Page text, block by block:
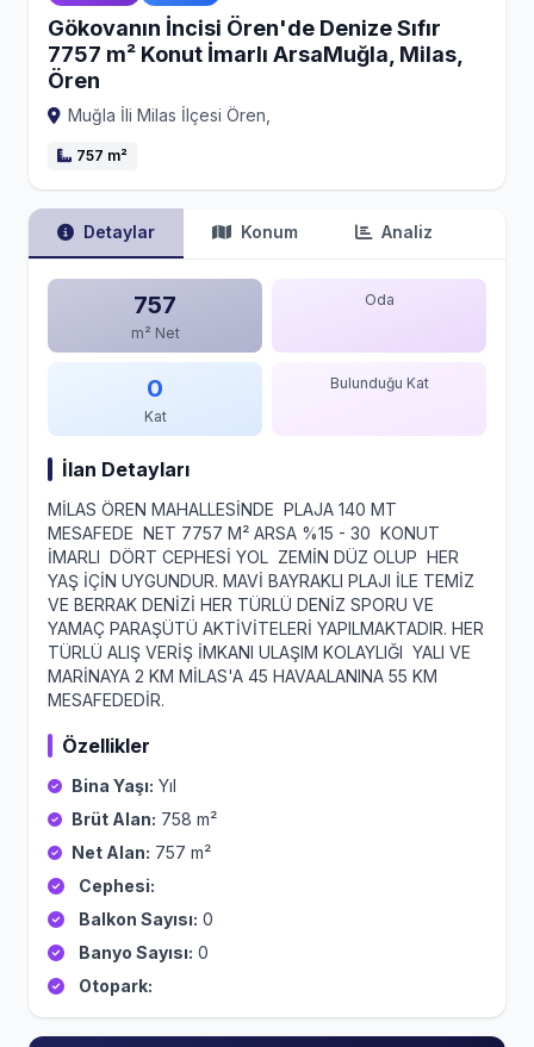
Gökovanın İncisi Ören'de Denize Sıfır
7757 m² Konut İmarlı ArsaMuğla, Milas,
Ören
Muğla İli Milas İlçesi Ören,
757 m²
Detaylar Konum Analiz
757
m² Net
Oda
0
Kat
Bulunduğu Kat
İlan Detayları
MİLAS ÖREN MAHALLESİNDE PLAJA 140 MT
MESAFEDE NET 7757 M² ARSA %15 - 30 KONUT
İMARLI DÖRT CEPHESİ YOL ZEMİN DÜZ OLUP HER
YAŞ İÇİN UYGUNDUR. MAVİ BAYRAKLI PLAJI İLE TEMİZ
VE BERRAK DENİZİ HER TÜRLÜ DENİZ SPORU VE
YAMAÇ PARAŞÜTÜ AKTİVİTELERİ YAPILMAKTADIR. HER
TÜRLÜ ALIŞ VERİŞ İMKANI ULAŞIM KOLAYLIĞI YALI VE
MARİNAYA 2 KM MİLAS'A 45 HAVAALANINA 55 KM
MESAFEDEDİR.
Özellikler
Bina Yaşı: Yıl
Brüt Alan: 758 m²
Net Alan: 757 m²
Cephesi:
Balkon Sayısı: 0
Banyo Sayısı: 0
Otopark: